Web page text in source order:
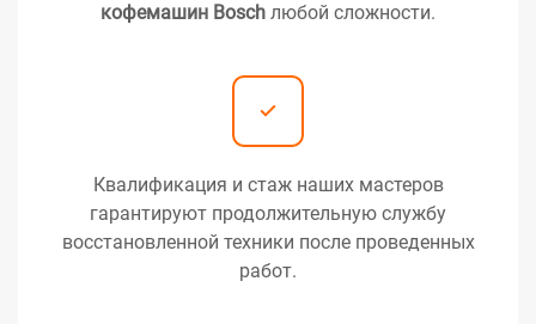
кофемашин Bosch любой сложности.
Квалификация и стаж наших мастеров
гарантируют продолжительную службу
восстановленной техники после проведенных
работ.